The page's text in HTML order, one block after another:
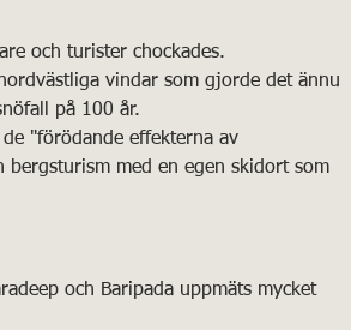
och turister chockades.
vindar som gjorde det ännu
på 100 år.
"förödande effekterna av
med en egen skidort som
och Baripada uppmäts mycket